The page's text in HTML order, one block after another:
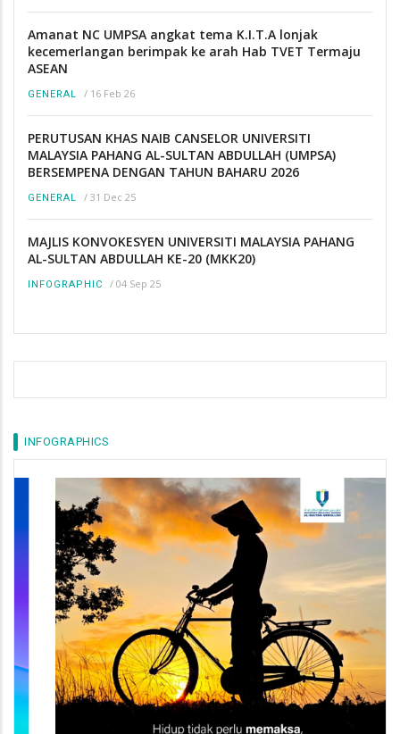
Amanat NC UMPSA angkat tema K.I.T.A lonjak
kecemerlangan berimpak ke arah Hab TVET Termaju
ASEAN
GENERAL / 16 Feb 26
PERUTUSAN KHAS NAIB CANSELOR UNIVERSITI
MALAYSIA PAHANG AL-SULTAN ABDULLAH (UMPSA)
BERSEMPENA DENGAN TAHUN BAHARU 2026
GENERAL / 31 Dec 25
MAJLIS KONVOKESYEN UNIVERSITI MALAYSIA PAHANG
AL-SULTAN ABDULLAH KE-20 (MKK20)
INFOGRAPHIC / 04 Sep 25
INFOGRAPHICS